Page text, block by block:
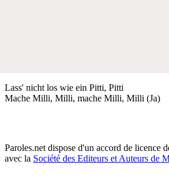
Lass' nicht los wie ein Pitti, Pitti
Mache Milli, Milli, mache Milli, Milli (Ja)
Paroles.net dispose d'un accord de licence
avec la Société des Editeurs et Auteurs de